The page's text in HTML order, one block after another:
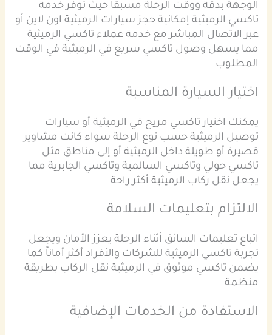
الوجهة بدقة ووقت الرحلة مسبقاً حيث توفر خدمة
تاكسي الرميثية إمكانية حجز سيارات الرميثية اون لاين أو
عبر الاتصال المباشر مع خدمة عملاء تاكسي الرميثية
مما يسهل وصول تاكسي سريع في الرميثية في الوقت
المطلوب
اختيار السيارة المناسبة
يمكنك اختيار تاكسي مريح في الرميثية أو سيارات
توصيل الرميثية حسب نوع الرحلة سواء كانت مشاوير
قصيرة أو طويلة داخل الرميثية أو إلى مناطق مثل
تاكسي حولي وتاكسي السالمية وتاكسي الجابرية مما
يجعل نقل ركاب الرميثية أكثر راحة
الالتزام بتعليمات السلامة
اتباع تعليمات السائق أثناء الرحلة يعزز الأمان ويجعل
تجربة تاكسي الرميثية للشركات والأفراد أكثر أماناً كما
يضمن تاكسي موثوق في الرميثية نقل الركاب بطريقة
منظمة
الاستفادة من الخدمات الإضافية